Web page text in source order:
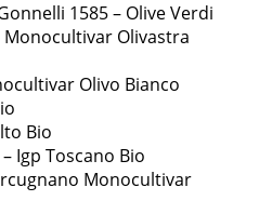
1585 – Olive Verdi
Monocultivar Olivastra
Olivo Bianco
Bio
Igp Toscano Bio
Monocultivar